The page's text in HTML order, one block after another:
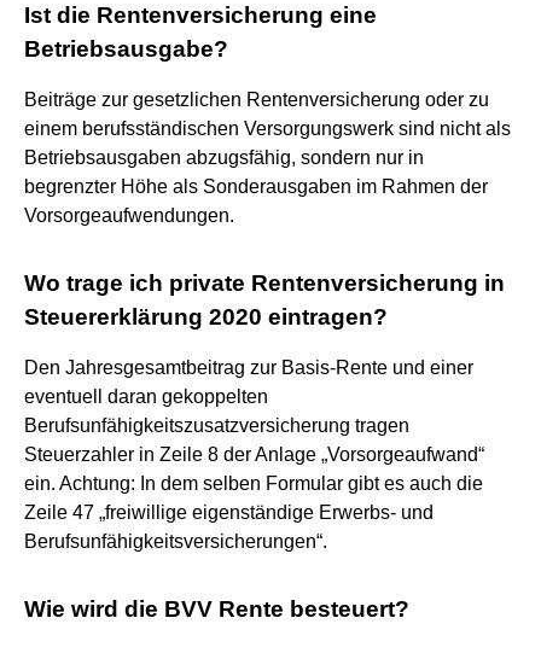
Ist die Rentenversicherung eine
Betriebsausgabe?
Beiträge zur gesetzlichen Rentenversicherung oder zu
einem berufsständischen Versorgungswerk sind nicht als
Betriebsausgaben abzugsfähig, sondern nur in
begrenzter Höhe als Sonderausgaben im Rahmen der
Vorsorgeaufwendungen.
Wo trage ich private Rentenversicherung in
Steuererklärung 2020 eintragen?
Den Jahresgesamtbeitrag zur Basis-Rente und einer
eventuell daran gekoppelten
Berufsunfähigkeitszusatzversicherung tragen
Steuerzahler in Zeile 8 der Anlage „Vorsorgeaufwand“
ein. Achtung: In dem selben Formular gibt es auch die
Zeile 47 „freiwillige eigenständige Erwerbs- und
Berufsunfähigkeitsversicherungen“.
Wie wird die BVV Rente besteuert?